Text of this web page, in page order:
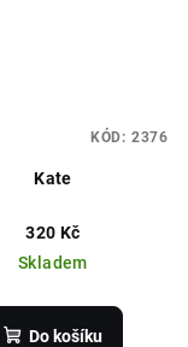
Kate
320 Kč
Skladem
Do košíku
KÓD: 2376